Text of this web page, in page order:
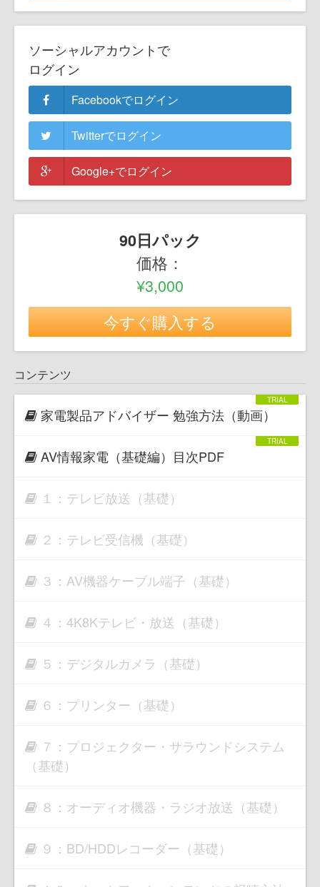
ソーシャルアカウントで
ログイン
Facebookでログイン
Twitterでログイン
Google+でログイン
90日パック
価格：
¥3,000
今すぐ購入する
コンテンツ
家電製品アドバイザー 勉強方法（動画）
AV情報家電（基礎編）目次PDF
１：テレビ放送（基礎）
２：テレビ受信機（基礎）
３：AV機器ケーブル端子（基礎）
４：4K8Kテレビ・放送（基礎）
５：デジタルカメラ（基礎）
６：プリンター（基礎）
７：プロジェクター・サラウンドシステム
（基礎）
８：オーディオ機器・ラジオ放送（基礎）
９：BD/HDDレコーダー（基礎）